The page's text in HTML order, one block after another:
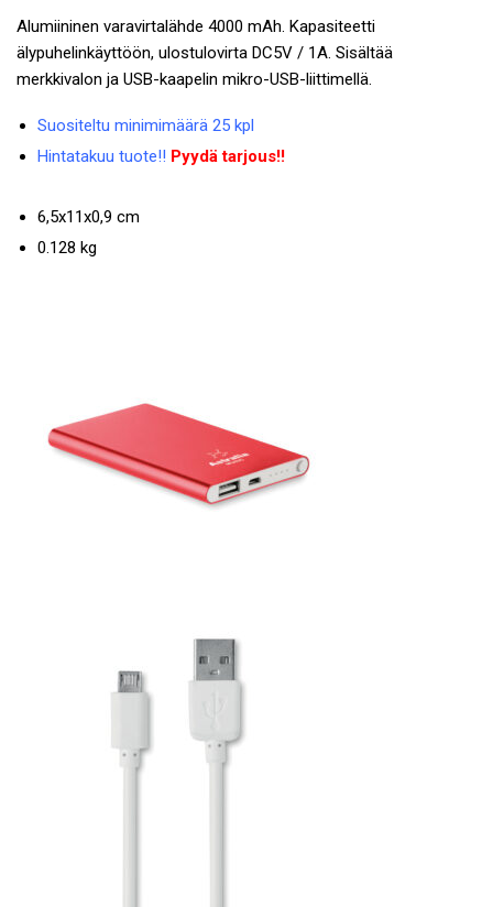
Alumiininen varavirtalähde 4000 mAh. Kapasiteetti
älypuhelinkäyttöön, ulostulovirta DC5V / 1A. Sisältää
merkkivalon ja USB-kaapelin mikro-USB-liittimellä.
Suositeltu minimimäärä 25 kpl
Hintatakuu tuote!! Pyydä tarjous!!
6,5x11x0,9 cm
0.128 kg